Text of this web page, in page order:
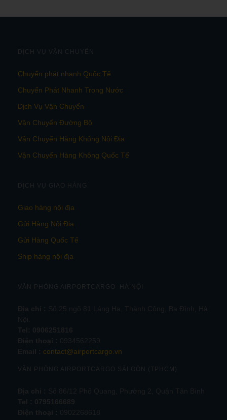
DỊCH VỤ VẬN CHUYỂN
Chuyển phát nhanh Quốc Tế
Chuyển Phát Nhanh Trong Nước
Dịch Vụ Vận Chuyển
Vận Chuyển Đường Bộ
Vận Chuyển Hàng Không Nội Địa
Vận Chuyển Hàng Không Quốc Tế
DỊCH VỤ GIAO HÀNG
Giao hàng nội địa
Gửi Hàng Nội Địa
Gửi Hàng Quốc Tế
Ship hàng nội địa
VĂN PHÒNG AIRPORTCARGO HÀ NỘI
contact@airportcargo.vn
VĂN PHÒNG AIRPORTCARGO SÀI GÒN (TPHCM)